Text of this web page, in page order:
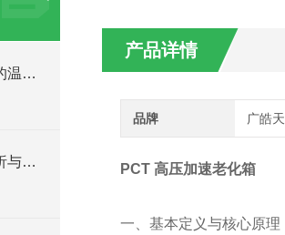
关于高低温湿热交变试验箱的温湿度指标
氙灯试验箱光强减弱原因分析与判断
产品详情
品牌 广皓天
PCT 高压加速老化箱
一、基本定义与核心原理